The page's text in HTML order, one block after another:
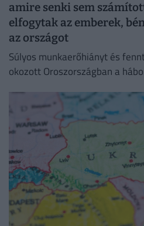
amire senki sem
elfogytak az emberek,
az országot
Súlyos munkaerőhiányt és
okozott Oroszországban a